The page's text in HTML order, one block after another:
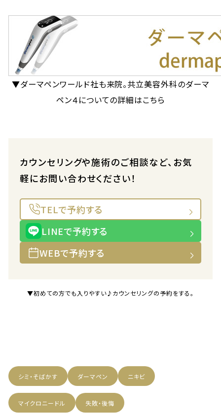
▼ダーマペンワールド社も来院。共立美容外科のダーマ
ペン４についての詳細はこちら
カウンセリングや施術のご相談など、お気
軽にお問い合わせください！
TELで予約する
LINEで予約する
WEBで予約する
▼初めての方でも入りやすい♪カウンセリングの予約をする。
シミ・そばかす ダーマペン ニキビ
マイクロニードル 失敗・後悔